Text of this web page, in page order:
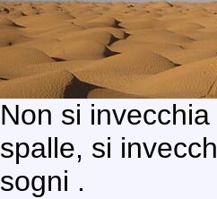
Non si
spalle, si
sogni .